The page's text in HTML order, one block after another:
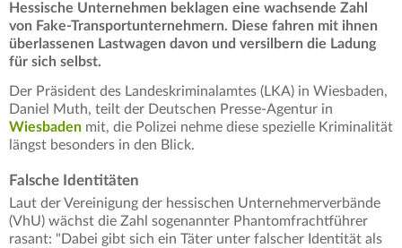
Hessische Unternehmen beklagen eine wachsende Zahl
von Fake-Transportunternehmern. Diese fahren mit ihnen
überlassenen Lastwagen davon und versilbern die Ladung
für sich selbst.
Der Präsident des Landeskriminalamtes (LKA) in Wiesbaden,
Daniel Muth, teilt der Deutschen Presse-Agentur in
Wiesbaden mit, die Polizei nehme diese spezielle Kriminalität
längst besonders in den Blick.
Falsche Identitäten
Laut der Vereinigung der hessischen Unternehmerverbände
(VhU) wächst die Zahl sogenannter Phantomfrachtführer
rasant: "Dabei gibt sich ein Täter unter falscher Identität als